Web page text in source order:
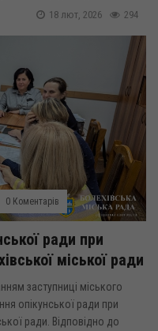
294
18 лют, 2026
0 Коментарів
ради при
міської ради
заступниці міського
опікунської ради при
ради. Відповідно до